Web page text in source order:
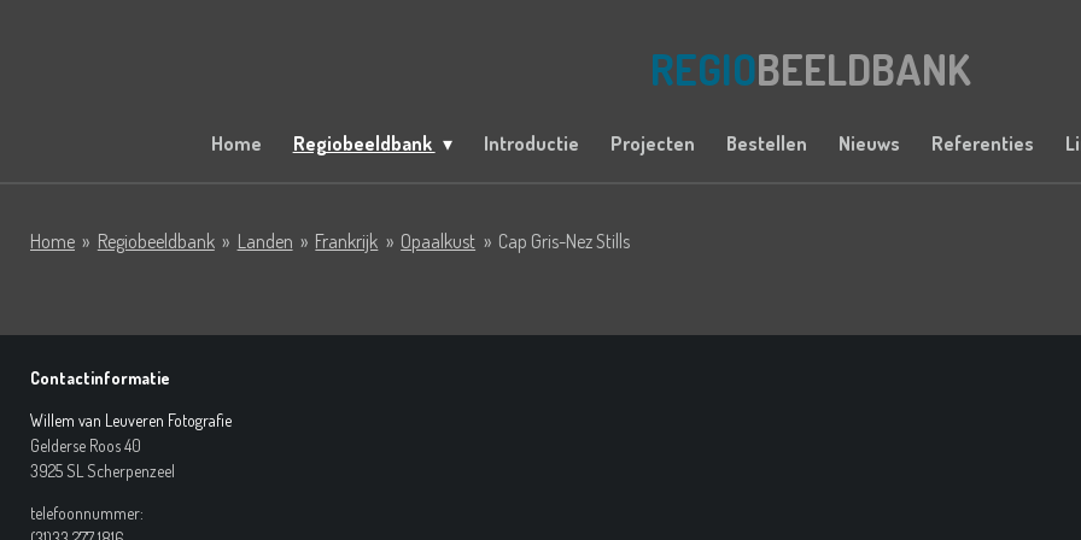
REGIOBEELDBANK
Home Regiobeeldbank Introductie Projecten Bestellen Nieuws Referenties
Home » Regiobeeldbank » Landen » Frankrijk » Opaalkust » Cap Gris-Nez Stills
Contactinformatie
Willem van Leuveren Fotografie
Gelderse Roos 40
3925 SL Scherpenzeel
telefoonnummer: